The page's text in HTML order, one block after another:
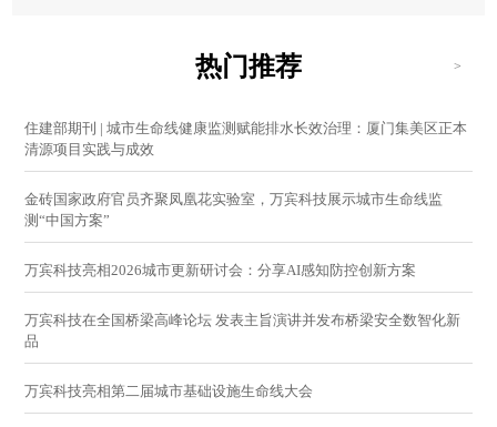
热门推荐 >
住建部期刊 | 城市生命线健康监测赋能排水长效治理：厦门集美区正本
清源项目实践与成效
金砖国家政府官员齐聚凤凰花实验室，万宾科技展示城市生命线监
测“中国方案”
万宾科技亮相2026城市更新研讨会：分享AI感知防控创新方案
万宾科技在全国桥梁高峰论坛 发表主旨演讲并发布桥梁安全数智化新
品
万宾科技亮相第二届城市基础设施生命线大会